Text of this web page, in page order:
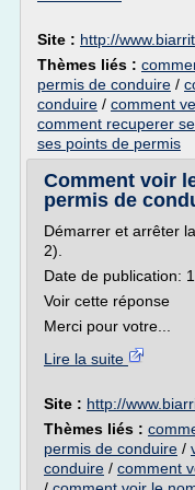
Site : http://
Thèmes liés :
permis de conduire /
conduire / comment
comment recuperer
ses points de permis
Comment voir
permis de
Démarrer et arrêter
2).
Date de publication:
Voir cette réponse
Merci pour votre...
Lire la suite
Site : http://
Thèmes liés :
permis de conduire /
conduire / comment